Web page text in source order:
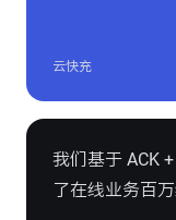
到 4 人日，极
云快充
我们基于 ACK
了在线业务百